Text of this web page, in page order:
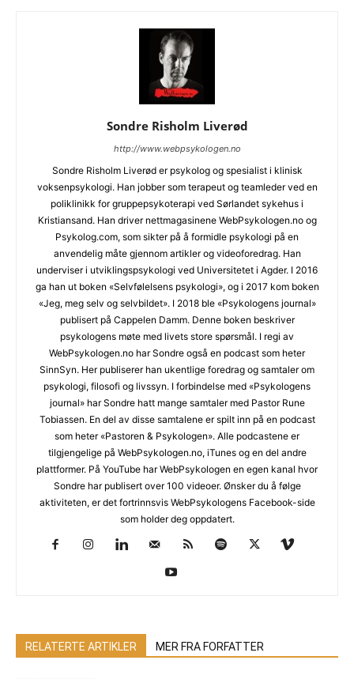
Sondre Risholm Liverød
http://www.webpsykologen.no
Sondre Risholm Liverød er psykolog og spesialist i klinisk
voksenpsykologi. Han jobber som terapeut og teamleder ved en
poliklinikk for gruppepsykoterapi ved Sørlandet sykehus i
Kristiansand. Han driver nettmagasinene WebPsykologen.no og
Psykolog.com, som sikter på å formidle psykologi på en
anvendelig måte gjennom artikler og videoforedrag. Han
underviser i utviklingspsykologi ved Universitetet i Agder. I 2016
ga han ut boken «Selvfølelsens psykologi», og i 2017 kom boken
«Jeg, meg selv og selvbildet». I 2018 ble «Psykologens journal»
publisert på Cappelen Damm. Denne boken beskriver
psykologens møte med livets store spørsmål. I regi av
WebPsykologen.no har Sondre også en podcast som heter
SinnSyn. Her publiserer han ukentlige foredrag og samtaler om
psykologi, filosofi og livssyn. I forbindelse med «Psykologens
journal» har Sondre hatt mange samtaler med Pastor Rune
Tobiassen. En del av disse samtalene er spilt inn på en podcast
som heter «Pastoren & Psykologen». Alle podcastene er
tilgjengelige på WebPsykologen.no, iTunes og en del andre
plattformer. På YouTube har WebPsykologen en egen kanal hvor
Sondre har publisert over 100 videoer. Ønsker du å følge
aktiviteten, er det fortrinnsvis WebPsykologens Facebook-side
som holder deg oppdatert.
RELATERTE ARTIKLER MER FRA FORFATTER